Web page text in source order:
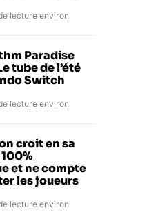
lecture environ
Paradise
tube de l’été
Switch
lecture environ
croit en sa
et ne compte
les joueurs
lecture environ